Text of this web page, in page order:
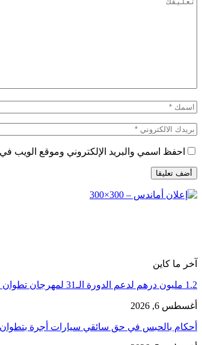
احفظ اسمي والبريد الإلكتروني وموقع الويب
آخر ما كاين
1.2 مليون درهم لدعم الدورة الـ31 لمهرجان تطوان لسينما البحر…
أغسطس 6, 2026
أحكام بالحبس في حق سائقي سيارات أجرة